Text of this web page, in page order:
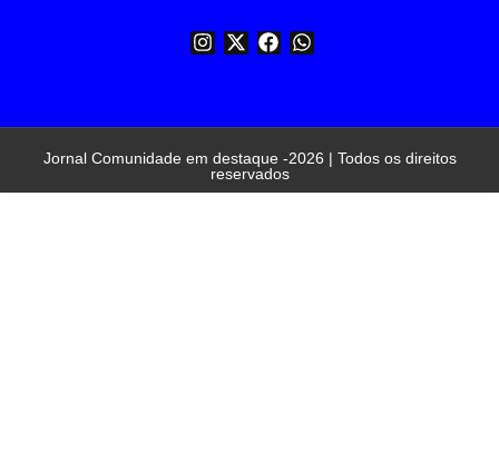
Jornal Comunidade em destaque -2026 | Todos os direitos
reservados